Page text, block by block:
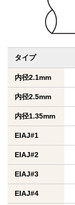
タイプ
内径2.1mm
内径2.5mm
内径1.35mm
EIAJ#1
EIAJ#2
EIAJ#3
EIAJ#4